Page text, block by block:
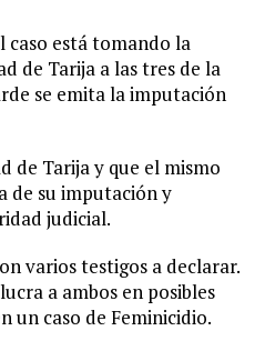
caso está tomando la
de Tarija a las tres de la
se emita la imputación
de Tarija y que el mismo
de su imputación y
judicial.
varios testigos a declarar.
a ambos en posibles
un caso de Feminicidio.